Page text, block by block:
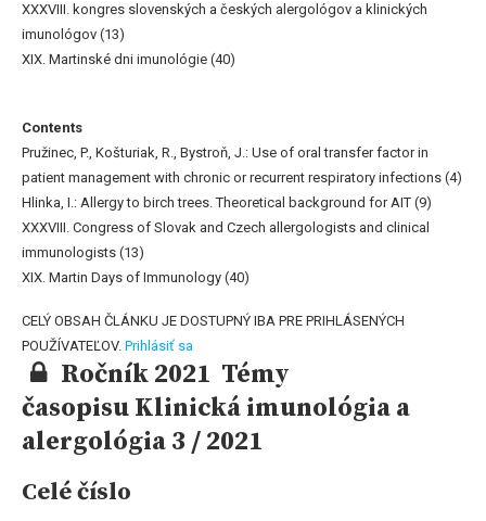
XXXVIII. kongres slovenských a českých alergológov a klinických
imunológov (13)
XIX. Martinské dni imunológie (40)
Contents
Pružinec, P., Košturiak, R., Bystroň, J.: Use of oral transfer factor in
patient management with chronic or recurrent respiratory infections (4)
Hlinka, I.: Allergy to birch trees. Theoretical background for AIT (9)
XXXVIII. Congress of Slovak and Czech allergologists and clinical
immunologists (13)
XIX. Martin Days of Immunology (40)
CELÝ OBSAH ČLÁNKU JE DOSTUPNÝ IBA PRE PRIHLÁSENÝCH
POUŽÍVATEĽOV. Prihlásiť sa
Ročník 2021 Témy
časopisu Klinická imunológia a
alergológia 3 / 2021
Celé číslo